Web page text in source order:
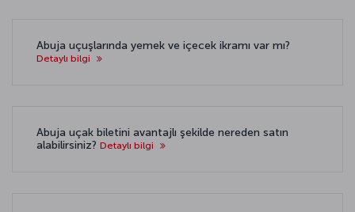
Abuja uçuşlarında yemek ve içecek ikramı var mı?
Detaylı bilgi
Abuja uçak biletini avantajlı şekilde nereden satın
alabilirsiniz? Detaylı bilgi